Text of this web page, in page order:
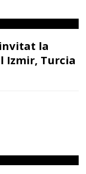
la
Izmir, Turcia